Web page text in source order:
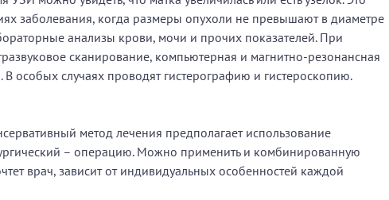
заболевания, когда размеры опухоли не превышают в диаметре
анализы крови, мочи и прочих показателей. При
сканирование, компьютерная и магнитно-резонансная
особых случаях проводят гистерографию и гистероскопию.
метод лечения предполагает использование
– операцию. Можно применить и комбинированную
врач, зависит от индивидуальных особенностей каждой